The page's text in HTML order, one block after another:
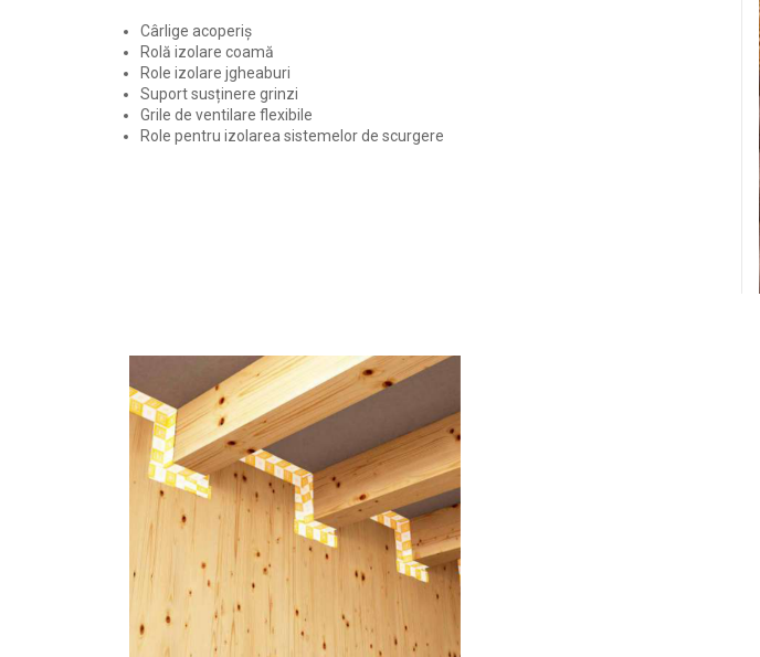
Cârlige acoperiș
Rolă izolare coamă
Role izolare jgheaburi
Suport susținere grinzi
Grile de ventilare flexibile
Role pentru izolarea sistemelor de scurgere